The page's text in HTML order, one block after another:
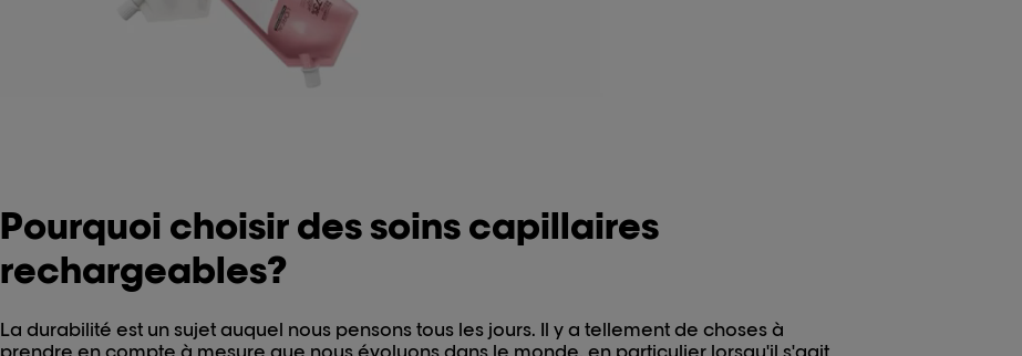
Pourquoi choisir des soins capillaires
rechargeables?
La durabilité est un sujet auquel nous pensons tous les jours. Il y a tellement de choses à
prendre en compte à mesure que nous évoluons dans le monde, en particulier lorsqu'il s'agit